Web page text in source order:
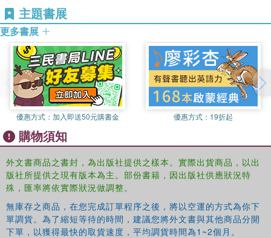
differences between subject areas.
Concerning its use in teaching, the book is self-contained
the teaching materials to the introductory sections one
obtains the basis for a semester-long 2 hour per week
course. Covering all of the material contained in the book
will fill two such courses. All core material of this book is
highlighted in the form of definitions, key propositions,
examples and figures. At the end of every chapter the
reader finds selected literature and exercises (with
comprehensive bibliography and several indices.
主題書展
更多書展
優惠方式： 加入即送50元購書金 優惠方式： 19折起
購物須知
外文書商品之書封，為出版社提供之樣本。實際出貨商品，以出
版社所提供之現有版本為主。部份書籍，因出版社供應狀況特
殊，匯率將依實際狀況做調整。
無庫存之商品，在您完成訂單程序之後，將以空運的方式為你下
單調貨。為了縮短等待的時間，建議您將外文書與其他商品分開
下單，以獲得最快的取貨速度，平均調貨時間為1~2個月。